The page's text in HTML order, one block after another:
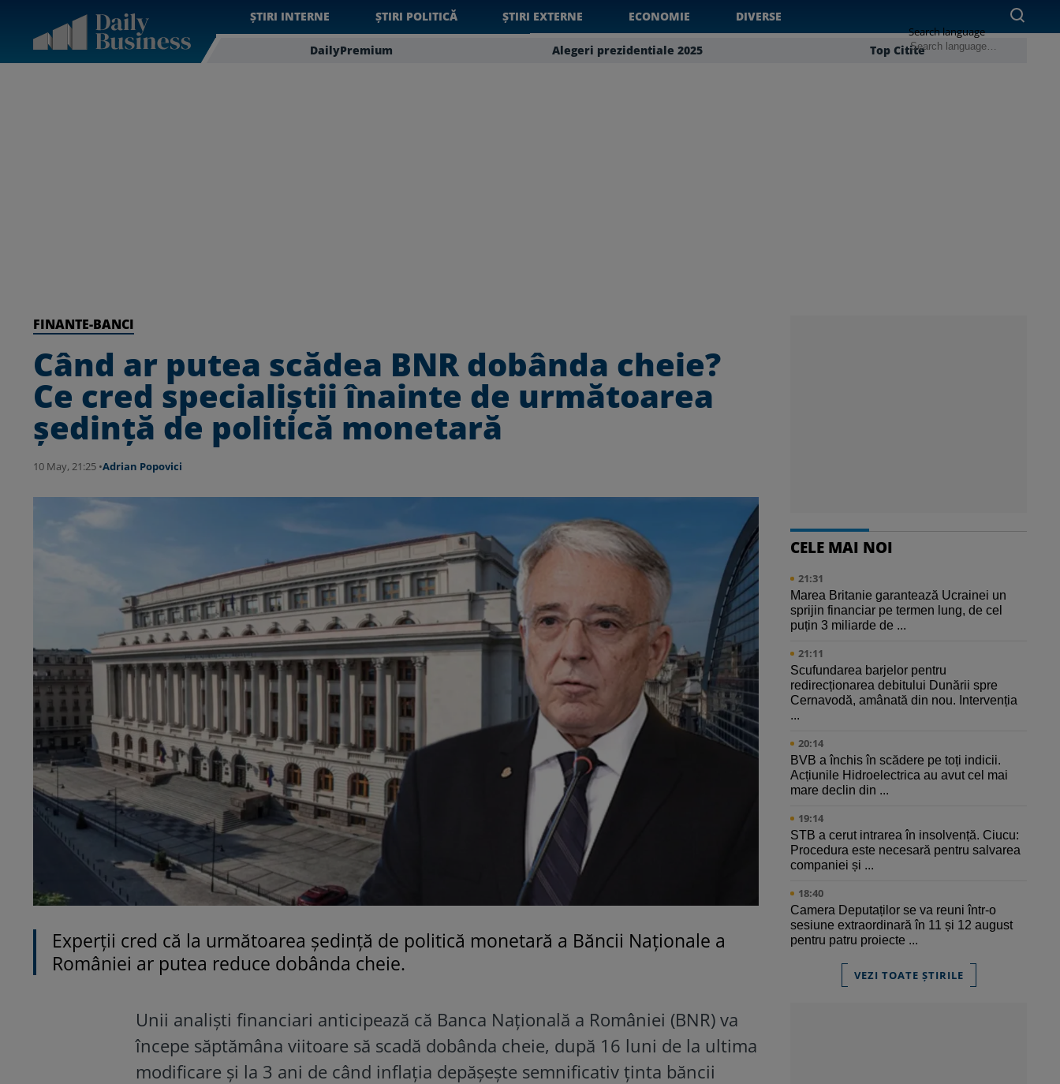
ȘTIRI INTERNE ȘTIRI POLITICĂ ȘTIRI EXTERNE ECONOMIE DIVERSE
DailyPremium Alegeri prezidentiale 2025 Top Citite
Search language
FINANTE-BANCI
Când ar putea scădea BNR dobânda cheie?
Ce cred specialiștii înainte de următoarea
ședință de politică monetară
10 May, 21:25 •Adrian Popovici
Experții cred că la următoarea ședință de politică monetară a Băncii Naționale a
României ar putea reduce dobânda cheie.
Unii analiști financiari anticipează că Banca Națională a României (BNR) va
începe săptămâna viitoare să scadă dobânda cheie, după 16 luni de la ultima
modificare și la 3 ani de când inflația depășește semnificativ ținta băncii
CELE MAI NOI
21:31
Marea Britanie garantează Ucrainei un
sprijin financiar pe termen lung, de cel
puțin 3 miliarde de ...
21:11
Scufundarea barjelor pentru
redirecționarea debitului Dunării spre
Cernavodă, amânată din nou. Intervenția
...
20:14
BVB a închis în scădere pe toți indicii.
Acțiunile Hidroelectrica au avut cel mai
mare declin din ...
19:14
STB a cerut intrarea în insolvență. Ciucu:
Procedura este necesară pentru salvarea
companiei și ...
18:40
Camera Deputaților se va reuni într-o
sesiune extraordinară în 11 și 12 august
pentru patru proiecte ...
VEZI TOATE ȘTIRILE